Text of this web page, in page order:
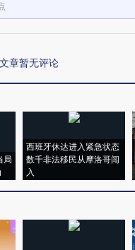
章暂无评论
局
西班牙休达进入紧急状态
数千非法移民从摩洛哥闯
入